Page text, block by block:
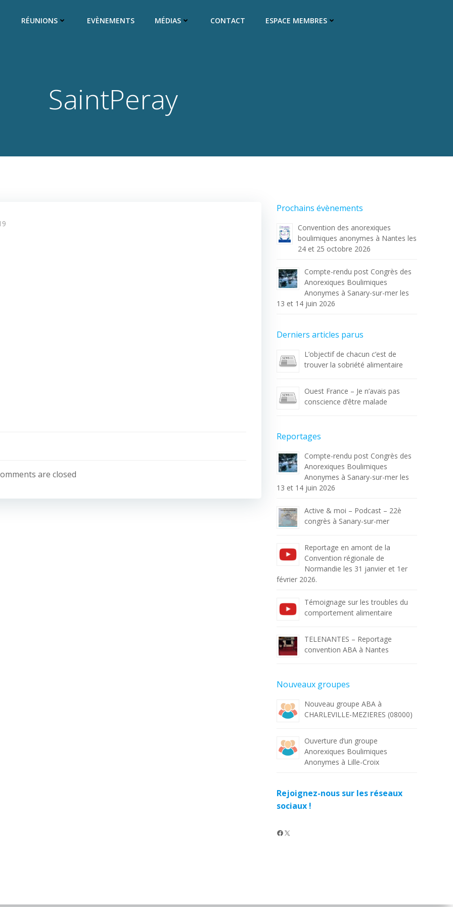
RÉUNIONS EVÈNEMENTS MÉDIAS CONTACT ESPACE MEMBRES
SaintPeray
are closed
Prochains évènements
Convention des anorexiques
boulimiques anonymes à Nantes les
24 et 25 octobre 2026
Compte-rendu post Congrès des
Anorexiques Boulimiques
Anonymes à Sanary-sur-mer les
13 et 14 juin 2026
Derniers articles parus
L’objectif de chacun c’est de
trouver la sobriété alimentaire
Ouest France – Je n’avais pas
conscience d’être malade
Reportages
Compte-rendu post Congrès des
Anorexiques Boulimiques
Anonymes à Sanary-sur-mer les
13 et 14 juin 2026
Active & moi – Podcast – 22è
congrès à Sanary-sur-mer
Reportage en amont de la
Convention régionale de
Normandie les 31 janvier et 1er
février 2026.
Témoignage sur les troubles du
comportement alimentaire
TELENANTES – Reportage
convention ABA à Nantes
Nouveaux groupes
Nouveau groupe ABA à
CHARLEVILLE-MEZIERES (08000)
Ouverture d’un groupe
Anorexiques Boulimiques
Anonymes à Lille-Croix
Rejoignez-nous sur les réseaux
sociaux !
Facebook X